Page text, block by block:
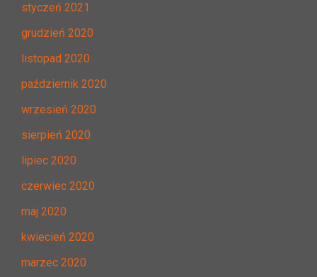
styczeń 2021
grudzień 2020
listopad 2020
październik 2020
wrzesień 2020
sierpień 2020
lipiec 2020
czerwiec 2020
maj 2020
kwiecień 2020
marzec 2020